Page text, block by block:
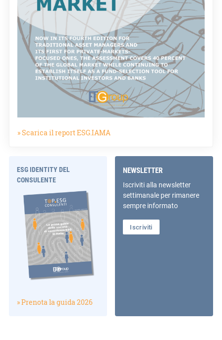
» Scarica il report ESG.IAMA
ESG IDENTITY DEL
CONSULENTE
» Prenota la guida 2026
NEWSLETTER
Iscriviti alla newsletter
settimanale per rimanere
sempre informato
Iscriviti